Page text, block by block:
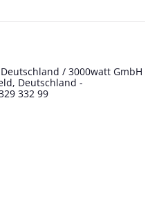
/ 3000watt GmbH
Deutschland -
332 99